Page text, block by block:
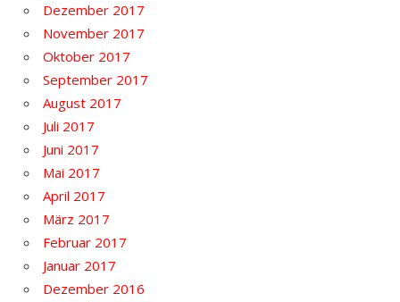
Dezember 2017
November 2017
Oktober 2017
September 2017
August 2017
Juli 2017
Juni 2017
Mai 2017
April 2017
März 2017
Februar 2017
Januar 2017
Dezember 2016